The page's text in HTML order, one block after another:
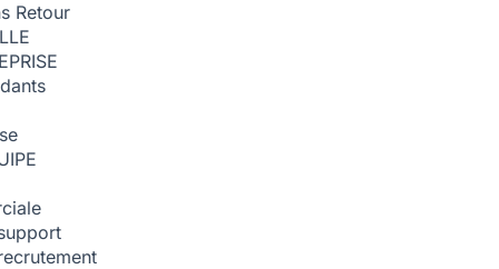
Retour